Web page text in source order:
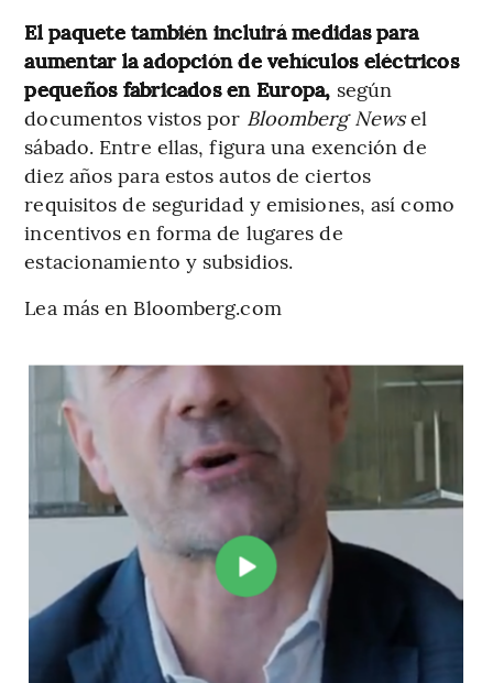
El paquete también incluirá medidas para
aumentar la adopción de vehículos eléctricos
pequeños fabricados en Europa, según
documentos vistos por Bloomberg Newsel
sábado. Entre ellas, figura una exención de
diez años para estos autos de ciertos
requisitos de seguridad y emisiones, así como
incentivos en forma de lugares de
estacionamiento y subsidios.
Lea más en Bloomberg.com